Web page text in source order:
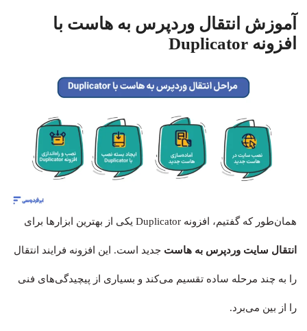
آموزش انتقال وردپرس به هاست با
افزونه Duplicator
همان‌طور که گفتیم، افزونه Duplicator یکی از بهترین ابزارها برای
انتقال سایت وردپرس به هاست جدید است. این افزونه فرایند انتقال
را به چند مرحله ساده تقسیم می‌کند و بسیاری از پیچیدگی‌های فنی
را از بین می‌برد.